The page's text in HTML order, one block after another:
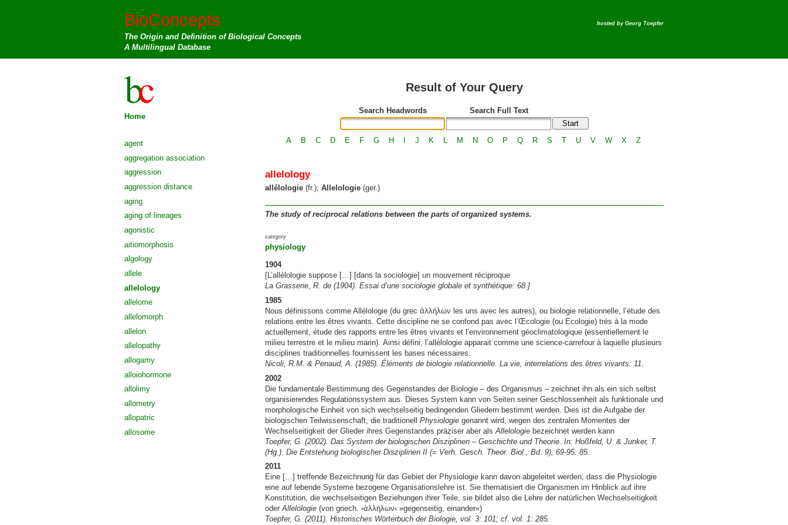
BioConcepts
The Origin and Definition of Biological Concepts
A Multilingual Database
hosted by Georg Toepfer
Home
agent
aggregation association
aggression
aggression distance
aging
aging of lineages
agonistic
aitiomorphosis
algology
allele
allelology
allelome
allelomorph
allelon
allelopathy
allogamy
alloiohormone
allolimy
allometry
allopatric
allosome
Result of Your Query
Search Headwords Search Full Text
A B C D E F G H I J K L M N O P Q R S T U V W X Z
allelology
allélologie (fr.); Allelologie (ger.)
The study of reciprocal relations between the parts of organized systems.
category
physiology
1904
[L’allélologie suppose […] [dans la sociologie] un mouvement réciproque
La Grasserie, R. de (1904). Essai d’une sociologie globale et synthétique: 68.]
1985
Nous définissons comme Allélologie (du grec ἀλλήλων les uns avec les autres), ou biologie relationnelle, l’étude des
relations entre les êtres vivants. Cette discipline ne se confond pas avec l’Œcologie (ou Ecologie) très à la mode
actuellement, étude des rapports entre les êtres vivants et l’environnement géoclimatologique (essentiellement le
milieu terrestre et le milieu marin). Ainsi défini, l’allélologie apparait comme une science-carrefour à laquelle plusieurs
disciplines traditionnelles fournissent les bases nécessaires.
Nicoli, R.M. & Penaud, A. (1985). Éléments de biologie relationnelle. La vie, interrelations des êtres vivants: 11.
2002
Die fundamentale Bestimmung des Gegenstandes der Biologie – des Organismus – zeichnet ihn als ein sich selbst
organisierendes Regulationssystem aus. Dieses System kann von Seiten seiner Geschlossenheit als funktionale und
morphologische Einheit von sich wechselseitig bedingenden Gliedern bestimmt werden. Dies ist die Aufgabe der
biologischen Teilwissenschaft, die traditionell Physiologie genannt wird, wegen des zentralen Momentes der
Wechselseitigkeit der Glieder ihres Gegenstandes präziser aber als Allelologie bezeichnet werden kann
Toepfer, G. (2002). Das System der biologischen Disziplinen – Geschichte und Theorie. In: Hoßfeld, U. & Junker, T.
(Hg.). Die Entstehung biologischer Disziplinen II (= Verh. Gesch. Theor. Biol., Bd. 9), 69-95: 85.
2011
Eine […] treffende Bezeichnung für das Gebiet der Physiologie kann davon abgeleitet werden, dass die Physiologie
eine auf lebende Systeme bezogene Organisationslehre ist. Sie thematisiert die Organismen im Hinblick auf ihre
Konstitution, die wechselseitigen Beziehungen ihrer Teile, sie bildet also die Lehre der natürlichen Wechselseitigkeit
oderAllelologie (von griech. ›ἀλλήλων‹ »gegenseitig, einander«)
Toepfer, G. (2011). Historisches Wörterbuch der Biologie, vol. 3: 101; cf. vol. 1: 285.